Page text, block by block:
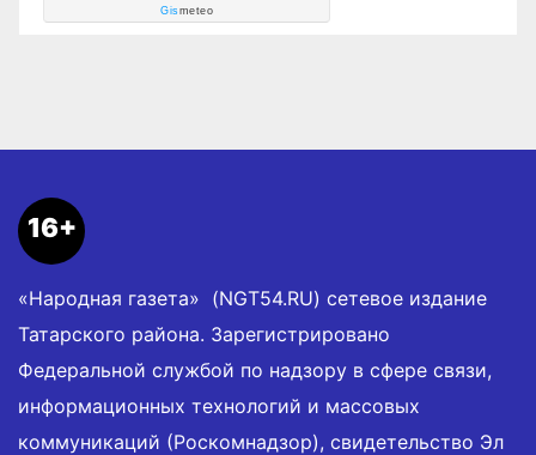
Gismeteo
16+
«Народная газета» (NGT54.RU) сетевое издание
Татарского района. Зарегистрировано
Федеральной службой по надзору в сфере связи,
информационных технологий и массовых
коммуникаций (Роскомнадзор), свидетельство Эл